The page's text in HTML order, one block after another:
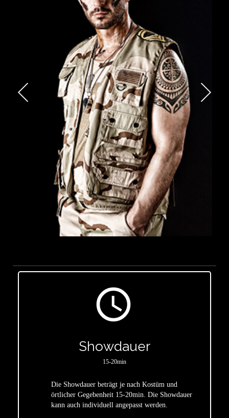
access_time
Showdauer
15-20min
Die Showdauer beträgt je nach Kostüm und
örtlicher Gegebenheit 15-20min. Die Showdauer
kann auch individuell angepasst werden.